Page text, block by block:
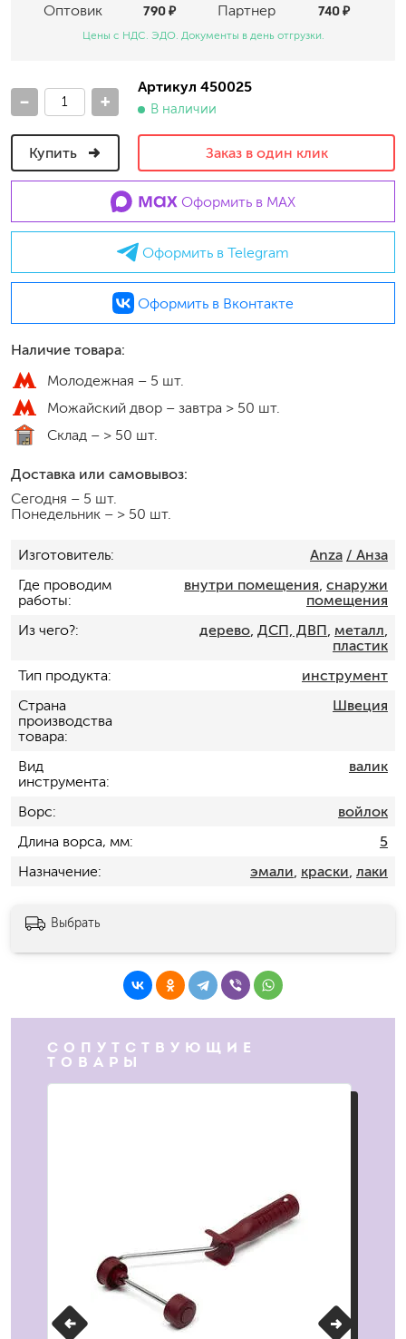
Оптовик Партнер
790 ₽ 740 ₽
Цены с НДС. ЭДО. Документы в день отгрузки.
- +
Артикул 450025
В наличии
Купить Заказ в один клик
Оформить в MAX
Оформить в Telegram
Оформить в Вконтакте
Наличие товара:
Молодежная – 5 шт.
Можайский двор – завтра > 50 шт.
Склад – > 50 шт.
Доставка или самовывоз:
Сегодня – 5 шт.
Понедельник – > 50 шт.
Изготовитель Anza / Анза
Где проводим
работы
внутри помещения снаружи
помещения
Из чего?
дерево, ДСП, ДВП металл
пластик
Тип продукта
инструмент
Страна
производства
товара
Швеция
Вид
инструмента
валик
Ворс
войлок
Длина ворса, мм
5
Назначение
эмали краски лаки
Выбрать
СОПУТСТВУЮЩИЕ
ТОВАРЫ